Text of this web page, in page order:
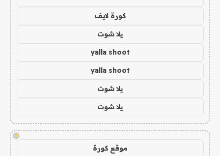
كورة لايف
يلا شوت
yalla shoot
yalla shoot
يلا شوت
يلا شوت
!
موقع كورة